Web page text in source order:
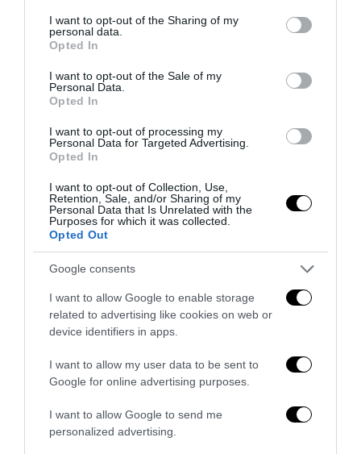
not limited to your visit or usage behaviour. You may click to
grant or deny consent to Google and its third-party tags to
use your data for below specified purposes in below Google
consent section.
I want to opt-out of the Sharing of my
personal data.
Opted In
I want to opt-out of the Sale of my
Personal Data.
Opted In
I want to opt-out of processing my
Personal Data for Targeted Advertising.
Opted In
I want to opt-out of Collection, Use,
Retention, Sale, and/or Sharing of my
Personal Data that Is Unrelated with the
Purposes for which it was collected.
Opted Out
Google consents
I want to allow Google to enable storage
related to advertising like cookies on web or
device identifiers in apps.
I want to allow my user data to be sent to
Google for online advertising purposes.
I want to allow Google to send me
personalized advertising.
Tekne agli americani: il Golden Power è l’ultima trincea